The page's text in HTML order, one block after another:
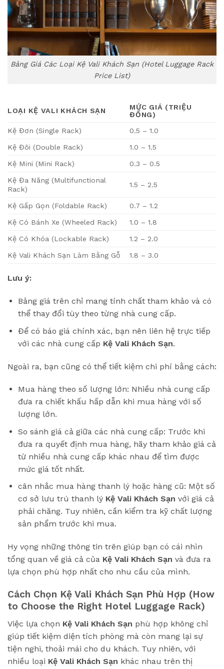
Bảng Giá Các Loại Kệ Vali Khách Sạn (Hotel Luggage Rack
Price List)
LOẠI KỆ VALI KHÁCH SẠN
MỨC GIÁ (TRIỆU
ĐỒNG)
Kệ Đơn (Single Rack)
0.5 – 1.0
Kệ Đôi (Double Rack) 1.0 – 1.5
Kệ Mini (Mini Rack) 0.3 – 0.5
Kệ Đa Năng (Multifunctional
Rack)
1.5 – 2.5
Kệ Gấp Gọn (Foldable Rack) 0.7 – 1.2
Kệ Có Bánh Xe (Wheeled Rack) 1.0 – 1.8
Kệ Có Khóa (Lockable Rack) 1.2 – 2.0
Kệ Vali Khách Sạn Làm Bằng Gỗ 1.8 – 3.0
Lưu ý:
Bảng giá trên chỉ mang tính chất tham khảo và có
thể thay đổi tùy theo từng nhà cung cấp.
Để có báo giá chính xác, bạn nên liên hệ trực tiếp
với các nhà cung cấp Kệ Vali Khách Sạn.
Ngoài ra, bạn cũng có thể tiết kiệm chi phí bằng cách:
Mua hàng theo số lượng lớn: Nhiều nhà cung cấp
đưa ra chiết khấu hấp dẫn khi mua hàng với số
lượng lớn.
So sánh giá cả giữa các nhà cung cấp: Trước khi
đưa ra quyết định mua hàng, hãy tham khảo giá cả
từ nhiều nhà cung cấp khác nhau để tìm được
mức giá tốt nhất.
cân nhắc mua hàng thanh lý hoặc hàng cũ: Một số
cơ sở lưu trú thanh lý Kệ Vali Khách Sạn với giá cả
phải chăng. Tuy nhiên, cần kiểm tra kỹ chất lượng
sản phẩm trước khi mua.
Hy vọng những thông tin trên giúp bạn có cái nhìn
tổng quan về giá cả của Kệ Vali Khách Sạn và đưa ra
lựa chọn phù hợp nhất cho nhu cầu của mình.
Cách Chọn Kệ Vali Khách Sạn Phù Hợp (How
to Choose the Right Hotel Luggage Rack)
Việc lựa chọn Kệ Vali Khách Sạn phù hợp không chỉ
giúp tiết kiệm diện tích phòng mà còn mang lại sự
tiện nghi, thoải mái cho du khách. Tuy nhiên, với
nhiều loại Kệ Vali Khách Sạn khác nhau trên thị